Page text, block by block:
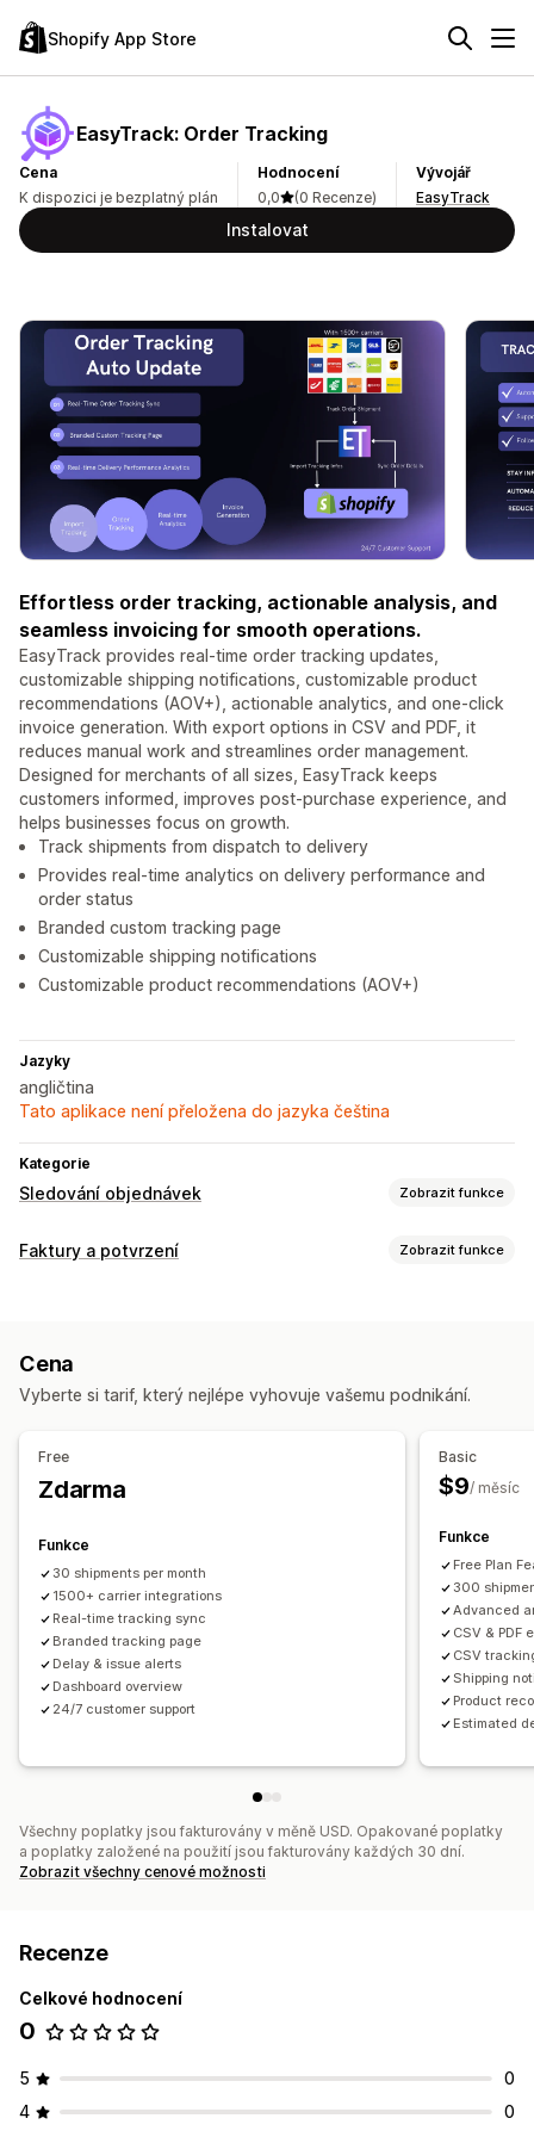
Shopify App Store
EasyTrack: Order Tracking
Cena
K dispozici je bezplatný plán
Hodnocení
0,0
(0 Recenze)
Vývojář
EasyTrack
Instalovat
Effortless order tracking, actionable analysis, and
seamless invoicing for smooth operations.
EasyTrack provides real-time order tracking updates,
customizable shipping notifications, customizable product
recommendations (AOV+), actionable analytics, and one-click
invoice generation. With export options in CSV and PDF, it
reduces manual work and streamlines order management.
Designed for merchants of all sizes, EasyTrack keeps
customers informed, improves post-purchase experience, and
helps businesses focus on growth.
Track shipments from dispatch to delivery
Provides real-time analytics on delivery performance and
order status
Branded custom tracking page
Customizable shipping notifications
Customizable product recommendations (AOV+)
Jazyky
angličtina
Tato aplikace není přeložena do jazyka čeština
Kategorie
Sledování objednávek Zobrazit funkce
Sledování
Notifikace
Faktury a potvrzení Zobrazit funkce
Cena
Vyberte si tarif, který nejlépe vyhovuje vašemu podnikání.
Free
Zdarma
Funkce
30 shipments per month
1500+ carrier integrations
Real-time tracking sync
Branded tracking page
Delay & issue alerts
Dashboard overview
24/7 customer support
Basic
$9/ měsíc
Funkce
Free Plan
300
Advanced
CSV & PDF
CSV
Shipping
Product
Estimated
Všechny poplatky jsou fakturovány v měně USD. Opakované poplatky
a poplatky založené na použití jsou fakturovány každých 30 dní.
Zobrazit všechny cenové možnosti
Recenze
Celkové hodnocení
0
5
0
4
0